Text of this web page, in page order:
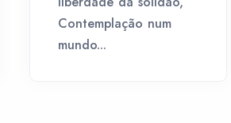
Contemplação num
mundo...